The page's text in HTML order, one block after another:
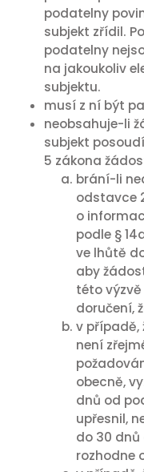
podatelny
subjekt zřídil.
podatelny
na jakoukoliv
subjektu.
musí z ní být
neobsahuje-li
subjekt
5 zákona
brání-li
odstavce
o
podle §
ve lhůtě
aby
této
doručení,
v případě,
není
obecně,
dnů od
upřesnil,
do 30 dnů
rozhodne